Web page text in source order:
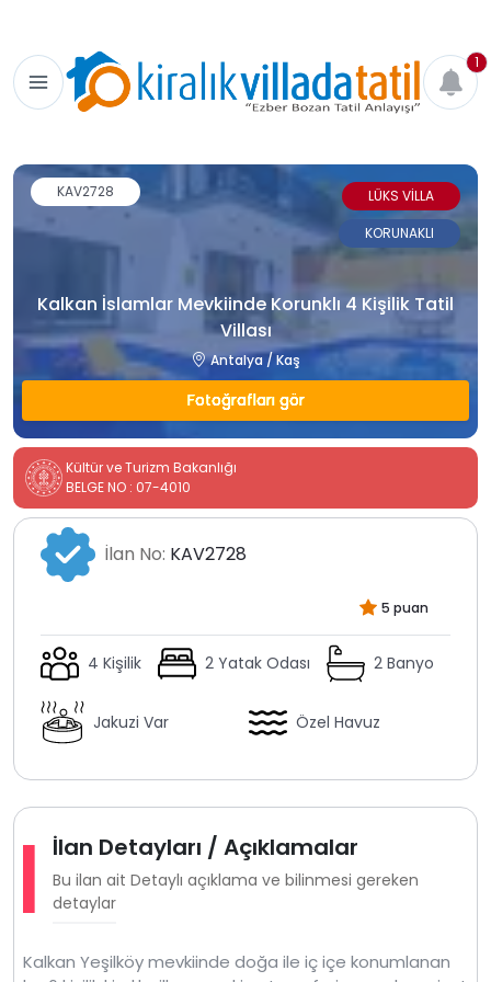
1
Kalkan İslamlar Mevkiinde Korunklı 4 Kişilik Tatil
Villası
Antalya / Kaş
Fotoğrafları gör
KAV2728
LÜKS VİLLA
KORUNAKLI
Kültür ve Turizm Bakanlığı
BELGE NO : 07-4010
İlan No: KAV2728
5 puan
4 Kişilik 2 Yatak Odası 2 Banyo
Jakuzi Var Özel Havuz
İlan Detayları / Açıklamalar
Bu ilan ait Detaylı açıklama ve bilinmesi gereken
detaylar
Kalkan Yeşilköy mevkiinde doğa ile iç içe konumlanan